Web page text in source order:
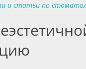
и статьи по